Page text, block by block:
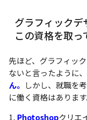
グラフィックデ
この資格を取っ
先ほど、グラフィッ
ないと言ったように
ん。 しかし、就職を
に働く資格はあります
1. Photoshopクリエ